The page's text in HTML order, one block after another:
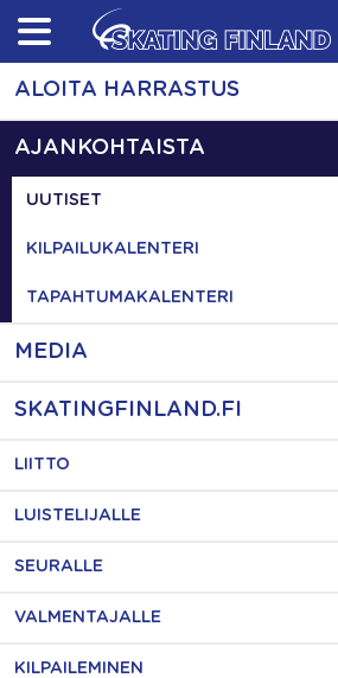
Skip
content
ALOITA HARRASTUS
AJANKOHTAISTA
UUTISET
KILPAILUKALENTERI
TAPAHTUMAKALENTERI
MEDIA
SKATINGFINLAND.FI
LIITTO
LUISTELIJALLE
SEURALLE
VALMENTAJALLE
KILPAILEMINEN